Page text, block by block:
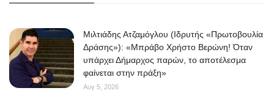
Μιλτιάδης Ατζαμόγλου (Ιδρυτής «Πρωτοβουλία
Δράσης»): «Μπράβο Χρήστο Βερώνη! Όταν
υπάρχει Δήμαρχος παρών, το αποτέλεσμα
φαίνεται στην πράξη»
Αυγ 5, 2026